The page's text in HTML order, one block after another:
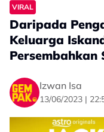
VIRAL
Daripada
Keluarga
Persembahkan
Izwan Isa
13/06/2023 |